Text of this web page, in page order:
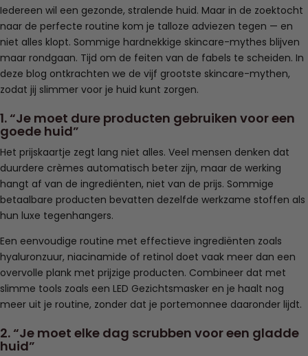
Iedereen wil een gezonde, stralende huid. Maar in de zoektocht
naar de perfecte routine kom je talloze adviezen tegen — en
niet alles klopt. Sommige hardnekkige skincare-mythes blijven
maar rondgaan. Tijd om de feiten van de fabels te scheiden. In
deze blog ontkrachten we de vijf grootste skincare-mythen,
zodat jij slimmer voor je huid kunt zorgen.
1. “Je moet dure producten gebruiken voor een
goede huid”
Het prijskaartje zegt lang niet alles. Veel mensen denken dat
duurdere crèmes automatisch beter zijn, maar de werking
hangt af van de ingrediënten, niet van de prijs. Sommige
betaalbare producten bevatten dezelfde werkzame stoffen als
hun luxe tegenhangers.
Een eenvoudige routine met effectieve ingrediënten zoals
hyaluronzuur, niacinamide of retinol doet vaak meer dan een
overvolle plank met prijzige producten. Combineer dat met
slimme tools zoals een LED Gezichtsmasker en je haalt nog
meer uit je routine, zonder dat je portemonnee daaronder lijdt.
2. “Je moet elke dag scrubben voor een gladde
huid”